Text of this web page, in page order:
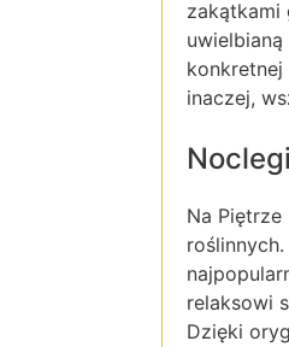
zakątkami
konkretnej
inaczej,
Na
relaksowi
Dzięki